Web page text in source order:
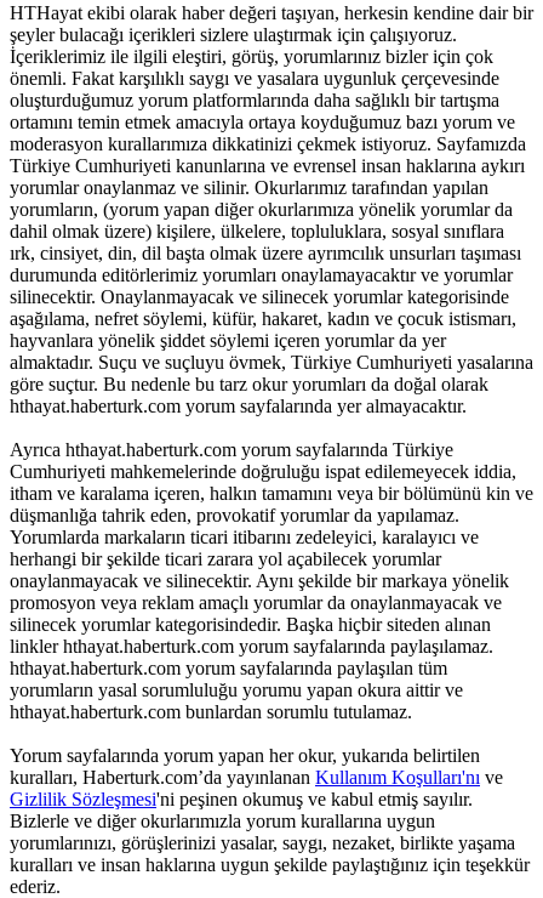
HTHayat ekibi olarak haber değeri taşıyan, herkesin kendine dair bir
şeyler bulacağı içerikleri sizlere ulaştırmak için çalışıyoruz.
İçeriklerimiz ile ilgili eleştiri, görüş, yorumlarınız bizler için çok
önemli. Fakat karşılıklı saygı ve yasalara uygunluk çerçevesinde
oluşturduğumuz yorum platformlarında daha sağlıklı bir tartışma
ortamını temin etmek amacıyla ortaya koyduğumuz bazı yorum ve
moderasyon kurallarımıza dikkatinizi çekmek istiyoruz. Sayfamızda
Türkiye Cumhuriyeti kanunlarına ve evrensel insan haklarına aykırı
yorumlar onaylanmaz ve silinir. Okurlarımız tarafından yapılan
yorumların, (yorum yapan diğer okurlarımıza yönelik yorumlar da
dahil olmak üzere) kişilere, ülkelere, topluluklara, sosyal sınıflara
ırk, cinsiyet, din, dil başta olmak üzere ayrımcılık unsurları taşıması
durumunda editörlerimiz yorumları onaylamayacaktır ve yorumlar
silinecektir. Onaylanmayacak ve silinecek yorumlar kategorisinde
aşağılama, nefret söylemi, küfür, hakaret, kadın ve çocuk istismarı,
hayvanlara yönelik şiddet söylemi içeren yorumlar da yer
almaktadır. Suçu ve suçluyu övmek, Türkiye Cumhuriyeti yasalarına
göre suçtur. Bu nedenle bu tarz okur yorumları da doğal olarak
hthayat.haberturk.com yorum sayfalarında yer almayacaktır.
Ayrıca hthayat.haberturk.com yorum sayfalarında Türkiye
Cumhuriyeti mahkemelerinde doğruluğu ispat edilemeyecek iddia,
itham ve karalama içeren, halkın tamamını veya bir bölümünü kin ve
düşmanlığa tahrik eden, provokatif yorumlar da yapılamaz.
Yorumlarda markaların ticari itibarını zedeleyici, karalayıcı ve
herhangi bir şekilde ticari zarara yol açabilecek yorumlar
onaylanmayacak ve silinecektir. Aynı şekilde bir markaya yönelik
promosyon veya reklam amaçlı yorumlar da onaylanmayacak ve
silinecek yorumlar kategorisindedir. Başka hiçbir siteden alınan
linkler hthayat.haberturk.com yorum sayfalarında paylaşılamaz.
hthayat.haberturk.com yorum sayfalarında paylaşılan tüm
yorumların yasal sorumluluğu yorumu yapan okura aittir ve
hthayat.haberturk.com bunlardan sorumlu tutulamaz.
Yorum sayfalarında yorum yapan her okur, yukarıda belirtilen
kuralları, Haberturk.com’da yayınlanan Kullanım Koşulları'nı ve
Gizlilik Sözleşmesi'ni peşinen okumuş ve kabul etmiş sayılır.
Bizlerle ve diğer okurlarımızla yorum kurallarına uygun
yorumlarınızı, görüşlerinizi yasalar, saygı, nezaket, birlikte yaşama
kuralları ve insan haklarına uygun şekilde paylaştığınız için teşekkür
ederiz.